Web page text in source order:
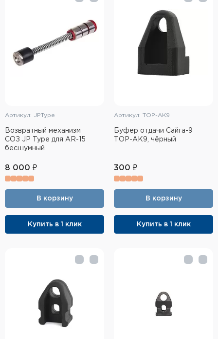
Высокоточная стрельба
Спортивная стрельба
Ножи
Инструмент для заточки
Кейсы и ящики для патронов и
Элементы питания и зарядные
Охотничье снаряжение
Ремни, патронташи и подсумки
Фонари и ЛЦУ
Туристическое снаряжение
Артикул: JPType
Возвратный механизм
СОЗ JP Type для AR-15
бесшумный
8 000 ₽
В корзину
Купить в 1 клик
Артикул: ТОР-АК9
Буфер отдачи Сайга-9
ТОР-АК9, чёрный
300 ₽
В корзину
Купить в 1 клик